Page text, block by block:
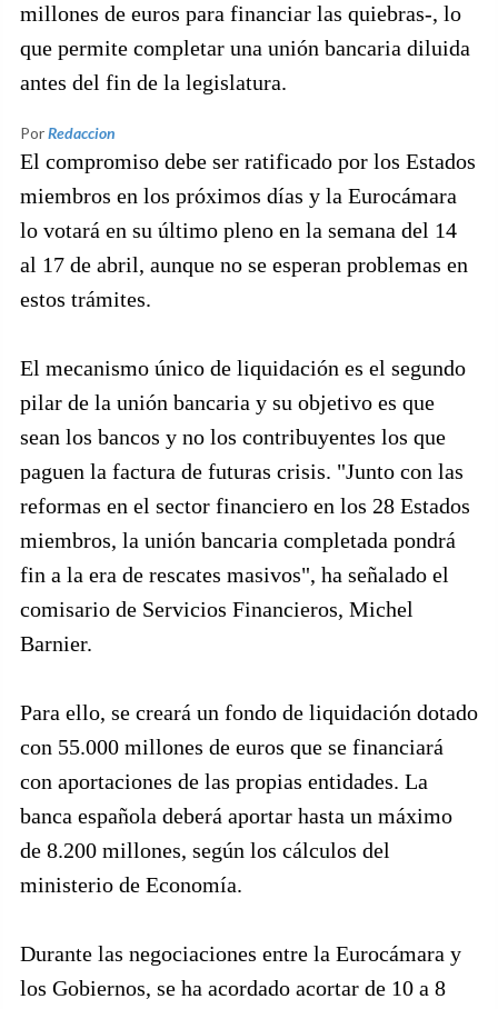
millones de euros para financiar las quiebras-, lo
que permite completar una unión bancaria diluida
antes del fin de la legislatura.
PorRedaccion
El compromiso debe ser ratificado por los Estados
miembros en los próximos días y la Eurocámara
lo votará en su último pleno en la semana del 14
al 17 de abril, aunque no se esperan problemas en
estos trámites.
El mecanismo único de liquidación es el segundo
pilar de la unión bancaria y su objetivo es que
sean los bancos y no los contribuyentes los que
paguen la factura de futuras crisis. "Junto con las
reformas en el sector financiero en los 28 Estados
miembros, la unión bancaria completada pondrá
fin a la era de rescates masivos", ha señalado el
comisario de Servicios Financieros, Michel
Barnier.
Para ello, se creará un fondo de liquidación dotado
con 55.000 millones de euros que se financiará
con aportaciones de las propias entidades. La
banca española deberá aportar hasta un máximo
de 8.200 millones, según los cálculos del
ministerio de Economía.
Durante las negociaciones entre la Eurocámara y
los Gobiernos, se ha acordado acortar de 10 a 8